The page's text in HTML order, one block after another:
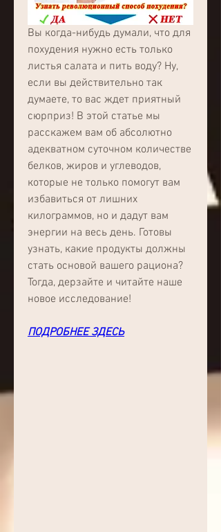
Вы когда-нибудь думали, что для
похудения нужно есть только
листья салата и пить воду? Ну,
если вы действительно так
думаете, то вас ждет приятный
сюрприз! В этой статье мы
расскажем вам об абсолютно
адекватном суточном количестве
белков, жиров и углеводов,
которые не только помогут вам
избавиться от лишних
килограммов, но и дадут вам
энергии на весь день. Готовы
узнать, какие продукты должны
стать основой вашего рациона?
Тогда, дерзайте и читайте наше
новое исследование!
ПОДРОБНЕЕ ЗДЕСЬ